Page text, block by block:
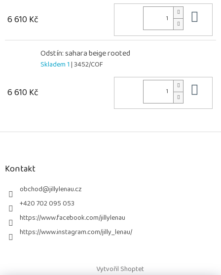
6 610 Kč
Odstín: sahara beige rooted
Skladem 1| 3452/COF
6 610 Kč
Z
Kontakt
obchod@jillylenau.cz
+420 702 095 053
https://www.facebook.com/jillylenau
https://www.instagram.com/jilly_lenau/
Vytvořil Shoptet